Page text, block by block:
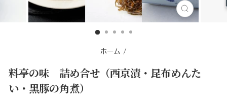
移
閉
ホーム /
料亭の味 詰め合せ（西京漬・昆布めんた
い・黒豚の角煮）